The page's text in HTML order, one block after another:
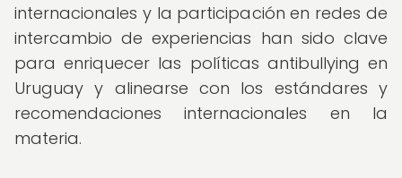
internacionales y la participación en redes de
intercambio de experiencias han sido clave
para enriquecer las políticas antibullying en
Uruguay y alinearse con los estándares y
recomendaciones internacionales en la
materia.